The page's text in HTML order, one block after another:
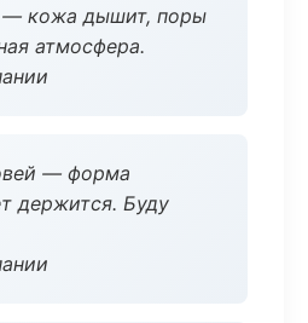
— кожа дышит, поры
атмосфера.
— форма
держится. Буду